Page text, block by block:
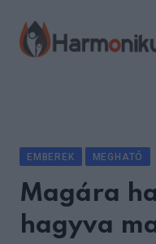
content
EMBEREK MEGHATÓ
Magára
hagyva